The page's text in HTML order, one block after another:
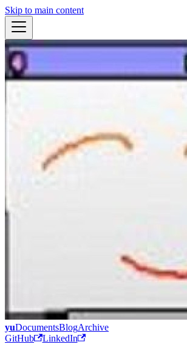
Skip to main content
yuDocumentsBlogArchive
GitHub
LinkedIn